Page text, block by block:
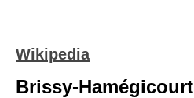
Wikipedia
Brissy-Hamégicourt